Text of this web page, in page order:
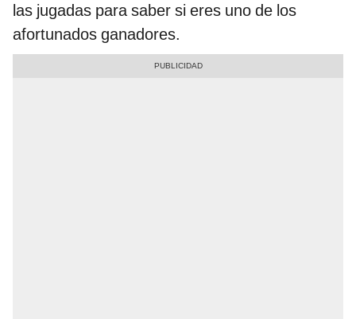
las jugadas para saber si eres uno de los
afortunados ganadores.